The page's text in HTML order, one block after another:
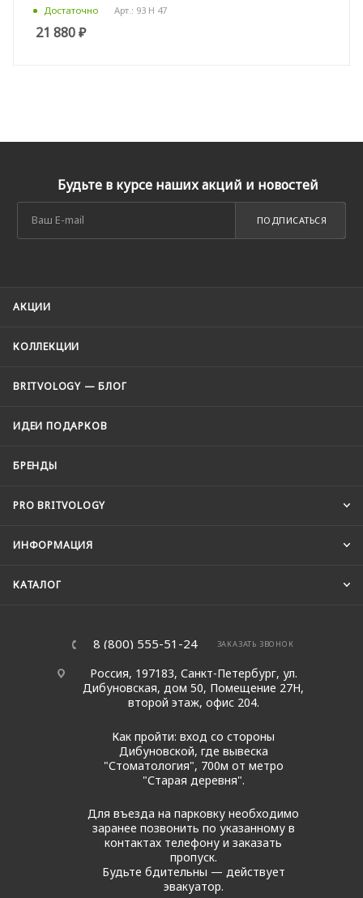
Достаточно Арт.: 93 H 47
21 880₽
Будьте в курсе наших акций и новостей
ПОДПИСАТЬСЯ
АКЦИИ
КОЛЛЕКЦИИ
BRITVOLOGY — БЛОГ
ИДЕИ ПОДАРКОВ
БРЕНДЫ
PRO BRITVOLOGY
ИНФОРМАЦИЯ
КАТАЛОГ
8 (800) 555-51-24 ЗАКАЗАТЬ ЗВОНОК
Россия, 197183, Санкт-Петербург, ул.
Дибуновская, дом 50, Помещение 27Н,
второй этаж, офис 204.
Как пройти: вход со стороны
Дибуновской, где вывеска
"Стоматология", 700м от метро
"Старая деревня".
Для въезда на парковку необходимо
заранее позвонить по указанному в
контактах телефону и заказать
пропуск.
Будьте бдительны — действует
эвакуатор.